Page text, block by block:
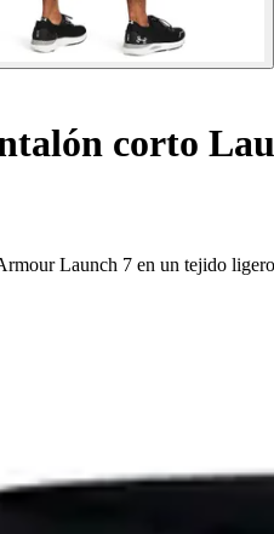
corto
Launch 7 en un tejido